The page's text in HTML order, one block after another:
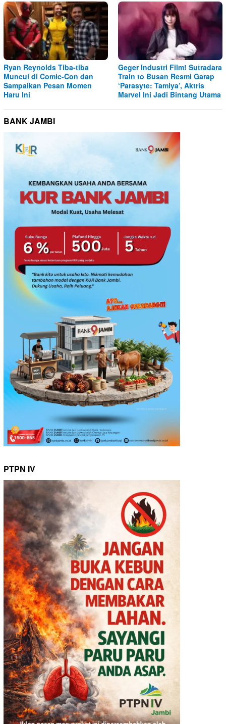
Ryan Reynolds Tiba-tiba
Muncul di Comic-Con dan
Sampaikan Pesan Momen
Haru Ini
Geger Industri Film! Sutradara
Train to Busan Resmi Garap
‘Parasyte: Tamiya’, Aktris
Marvel Ini Jadi Bintang Utama
BANK JAMBI
PTPN IV